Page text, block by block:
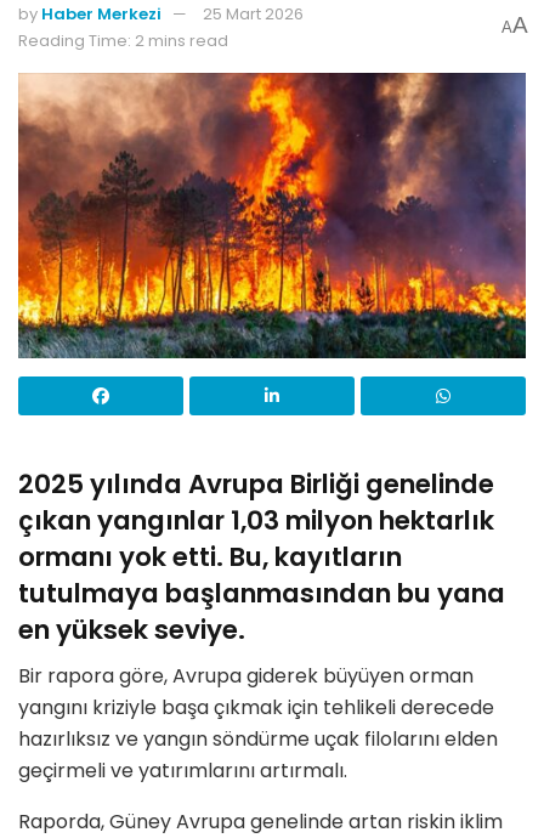
by Haber Merkezi
25 Mart 2026
Reading Time: 2 mins read
AA
2025 yılında Avrupa Birliği genelinde
çıkan yangınlar 1,03 milyon hektarlık
ormanı yok etti. Bu, kayıtların
tutulmaya başlanmasından bu yana
en yüksek seviye.
Bir rapora göre, Avrupa giderek büyüyen orman
yangını kriziyle başa çıkmak için tehlikeli derecede
hazırlıksız ve yangın söndürme uçak filolarını elden
geçirmeli ve yatırımlarını artırmalı.
Raporda, Güney Avrupa genelinde artan riskin iklim